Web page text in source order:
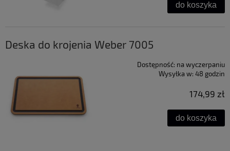
do koszyka
Deska do krojenia Weber 7005
Dostępność: na wyczerpaniu
Wysyłka w: 48 godzin
174,99 zł
do koszyka